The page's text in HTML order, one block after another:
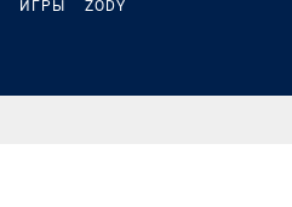
ИГРЫ ZODY